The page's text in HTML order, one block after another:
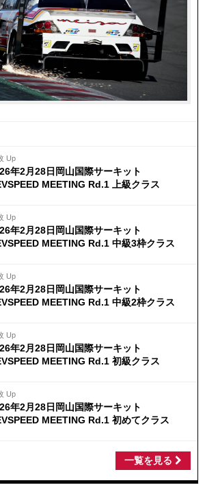
Up
年2月28日岡山国際サーキット
MEETING Rd.1 上級クラス
Up
年2月28日岡山国際サーキット
MEETING Rd.1 中級3枠クラス
Up
年2月28日岡山国際サーキット
MEETING Rd.1 中級2枠クラス
Up
年2月28日岡山国際サーキット
MEETING Rd.1 初級クラス
Up
年2月28日岡山国際サーキット
MEETING Rd.1 初めてクラス
一覧を見る